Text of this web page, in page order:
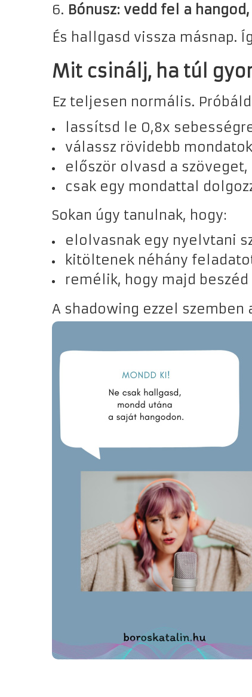
6. Bónusz: vedd fel a
És hallgasd vissza másnap.
Mit csinálj, ha túl
Ez teljesen normális.
lassítsd le 0,8x
válassz rövidebb
először olvasd a szöveget,
csak egy mondattal
Sokan úgy tanulnak, hogy:
elolvasnak egy nyelvtani
kitöltenek néhány
remélik, hogy majd
A shadowing ezzel